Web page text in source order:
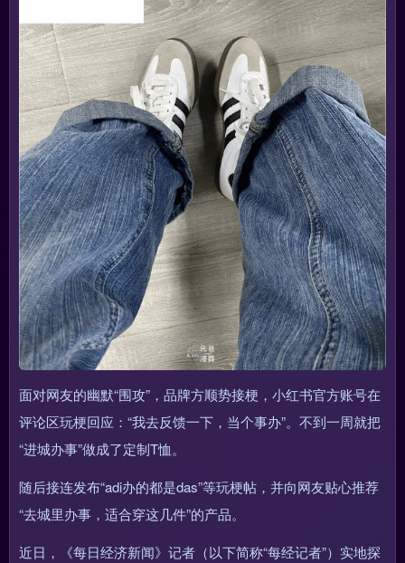
面对网友的幽默“围攻”，品牌方顺势接梗，小红书官方账号在
评论区玩梗回应：“我去反馈一下，当个事办”。不到一周就把
“进城办事”做成了定制T恤。
随后接连发布“adi办的都是das”等玩梗帖，并向网友贴心推荐
“去城里办事，适合穿这几件”的产品。
近日，《每日经济新闻》记者（以下简称“每经记者”）实地探